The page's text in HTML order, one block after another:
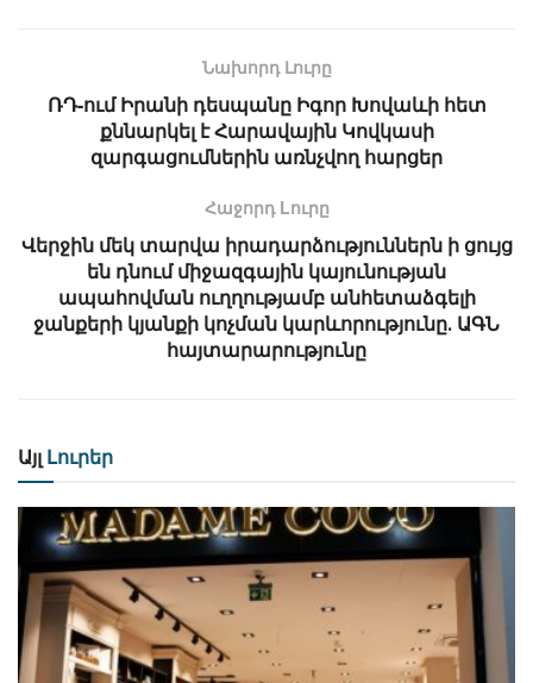
Նախորդ Լուրը
ՌԴ-ում Իրանի դեսպանը Իգոր Խովաևի հետ
քննարկել է Հարավային Կովկասի
զարգացումներին առնչվող հարցեր
Հաջորդ Lուրը
Վերջին մեկ տարվա իրադարձություններն ի ցույց
են դնում միջազգային կայունության
ապահովման ուղղությամբ անհետաձգելի
ջանքերի կյանքի կոչման կարևորությունը․ ԱԳՆ
հայտարարությունը
Այլ Լուրեր